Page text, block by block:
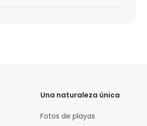
Una naturaleza única
Fotos de playas